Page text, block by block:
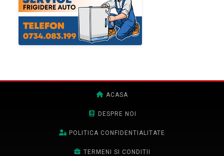
ACASA
DESPRE NOI
POLITICA CONFIDENTIALITATE
TERMENI SI CONDITII